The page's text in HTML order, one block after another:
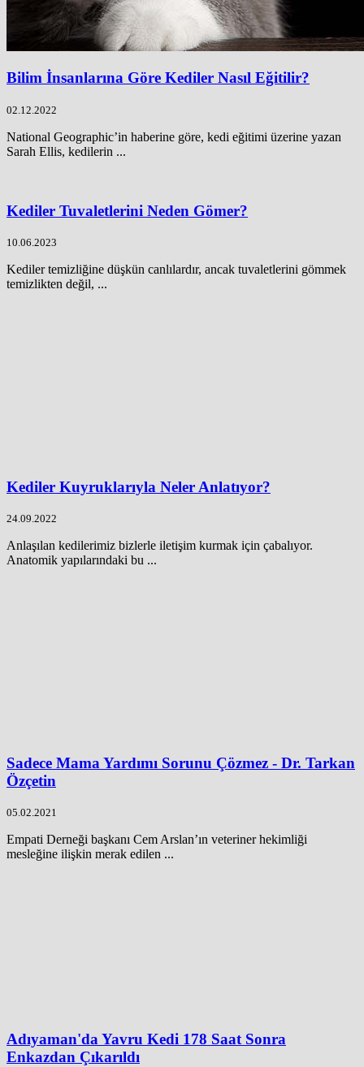
Bilim İnsanlarına Göre Kediler Nasıl Eğitilir?
02.12.2022
National Geographic’in haberine göre, kedi eğitimi üzerine yazan
Sarah Ellis, kedilerin ...
Kediler Tuvaletlerini Neden Gömer?
10.06.2023
Kediler temizliğine düşkün canlılardır, ancak tuvaletlerini gömmek
temizlikten değil, ...
Kediler Kuyruklarıyla Neler Anlatıyor?
24.09.2022
Anlaşılan kedilerimiz bizlerle iletişim kurmak için çabalıyor.
Anatomik yapılarındaki bu ...
Sadece Mama Yardımı Sorunu Çözmez - Dr. Tarkan
Özçetin
05.02.2021
Empati Derneği başkanı Cem Arslan’ın veteriner hekimliği
mesleğine ilişkin merak edilen ...
Adıyaman'da Yavru Kedi 178 Saat Sonra
Enkazdan Çıkarıldı